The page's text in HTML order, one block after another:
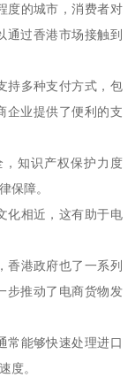
度的城市，消费者对
通过香港市场接触到
持多种支付方式，包
企业提供了便利的支
知识产权保护力度
保障。
化相近，这有助于电
香港政府也了一系列
步推动了电商货物发
常能够快速处理进口
度。